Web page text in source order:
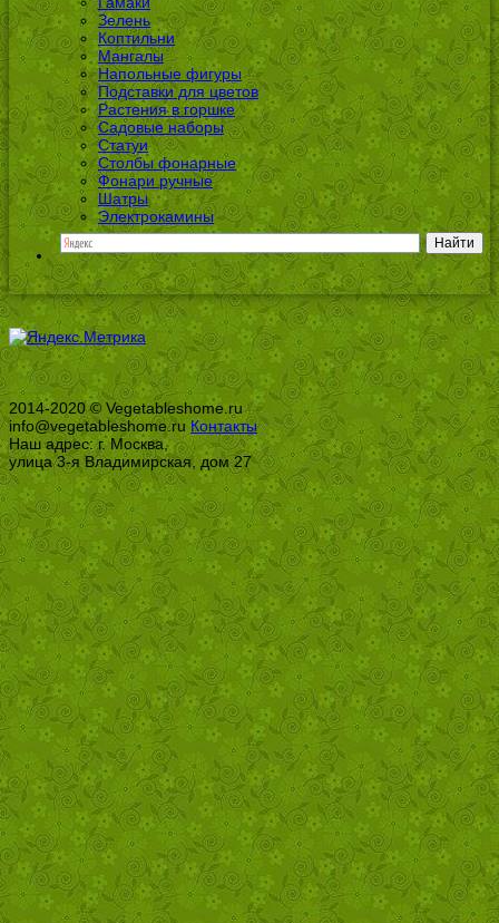
Зелень
Коптильни
Мангалы
Напольные фигуры
Подставки для цветов
Растения в горшке
Садовые наборы
Статуи
Столбы фонарные
Фонари ручные
Шатры
Электрокамины
2014-2020 © Vegetableshome.ru
info@vegetableshome.ru Контакты
Наш адрес: г. Москва,
улица 3-я Владимирская, дом 27